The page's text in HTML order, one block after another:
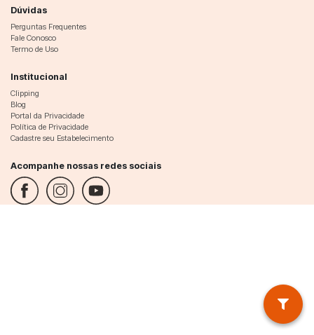
Dúvidas
Perguntas Frequentes
Fale Conosco
Termo de Uso
Institucional
Clipping
Blog
Portal da Privacidade
Política de Privacidade
Cadastre seu Estabelecimento
Acompanhe nossas redes sociais